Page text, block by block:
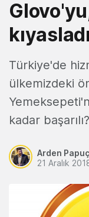
Türkiye'de
ülkemizdeki
kadar başarılı?
Arden
21 Aralık